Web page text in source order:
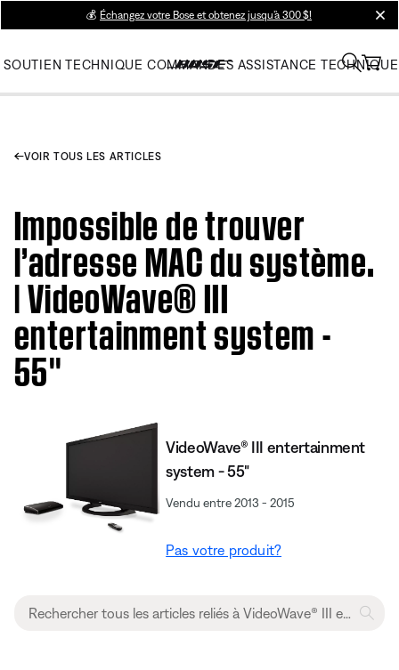
💰 Échangez votre Bose et obtenez jusqu’à 300 $!
SOUTIEN TECHNIQUE COMMANDES ASSISTANCE TECHNIQUE
VOIR TOUS LES ARTICLES
Impossible de trouver
l’adresse MAC du système.
| VideoWave® III
entertainment system -
55''
VideoWave® III entertainment
system - 55"
Vendu entre 2013 - 2015
Pas votre produit?